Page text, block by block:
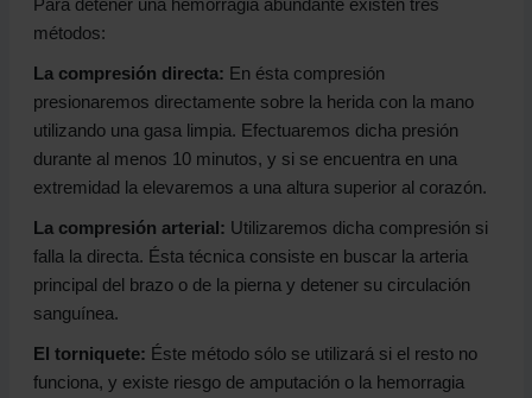
métodos:
La compresión directa: En ésta compresión
presionaremos directamente sobre la herida con la mano
utilizando una gasa limpia. Efectuaremos dicha presión
durante al menos 10 minutos, y si se encuentra en una
extremidad la elevaremos a una altura superior al corazón.
La compresión arterial: Utilizaremos dicha compresión si
falla la directa. Ésta técnica consiste en buscar la arteria
principal del brazo o de la pierna y detener su circulación
sanguínea.
El torniquete: Éste método sólo se utilizará si el resto no
funciona, y existe riesgo de amputación o la hemorragia